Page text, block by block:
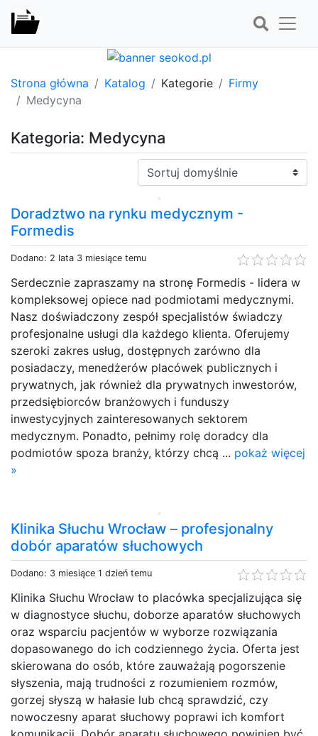
Strona główna Katalog Kategorie
Firmy
Medycyna
Kategoria: Medycyna
Sortuj:
Doradztwo na rynku medycznym -
Formedis
Dodano: 2 lata 3 miesiące temu
Serdecznie zapraszamy na stronę Formedis - lidera w
kompleksowej opiece nad podmiotami medycznymi.
Nasz doświadczony zespół specjalistów świadczy
profesjonalne usługi dla każdego klienta. Oferujemy
szeroki zakres usług, dostępnych zarówno dla
posiadaczy, menedżerów placówek publicznych i
prywatnych, jak również dla prywatnych inwestorów,
przedsiębiorców branżowych i funduszy
inwestycyjnych zainteresowanych sektorem
medycznym. Ponadto, pełnimy rolę doradcy dla
podmiotów spoza branży, którzy chcą ... pokaż więcej
»
Klinika Słuchu Wrocław – profesjonalny
dobór aparatów słuchowych
Dodano: 3 miesiące 1 dzień temu
Klinika Słuchu Wrocław to placówka specjalizująca się
w diagnostyce słuchu, doborze aparatów słuchowych
oraz wsparciu pacjentów w wyborze rozwiązania
dopasowanego do ich codziennego życia. Oferta jest
skierowana do osób, które zauważają pogorszenie
słyszenia, mają trudności z rozumieniem rozmów,
gorzej słyszą w hałasie lub chcą sprawdzić, czy
nowoczesny aparat słuchowy poprawi ich komfort